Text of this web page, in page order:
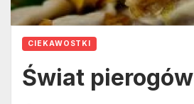
CIEKAWOSTKI
Świat pierogów